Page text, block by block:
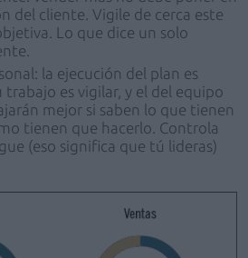
del cliente. Vigile de cerca este
Lo que dice un solo
la ejecución del plan es
trabajo es vigilar, y el del equipo
mejor si saben lo que tienen
tienen que hacerlo. Controla
(eso significa que tú lideras)